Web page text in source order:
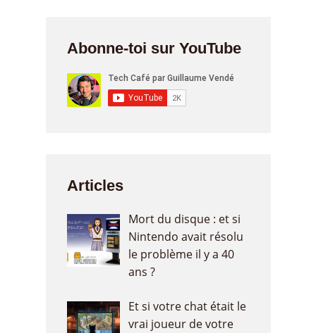
Abonne-toi sur YouTube
Articles
Mort du disque : et si
Nintendo avait résolu
le problème il y a 40
ans ?
Et si votre chat était le
vrai joueur de votre